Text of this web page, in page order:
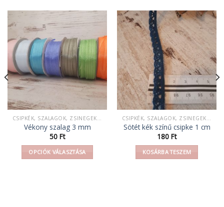
CSIPKÉK, SZALAGOK, ZSINEGEK, KÖTELEK, FONAL,
Vékony szalag 3 mm
50 Ft
OPCIÓK VÁLASZTÁSA
CSIPKÉK, SZALAGOK, ZSINEGEK, KÖTELEK, FONAL,
Sötét kék színű csipke 1 cm
180 Ft
KOSÁRBA TESZEM